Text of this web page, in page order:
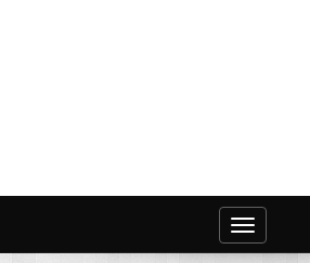
Toggle
navigation